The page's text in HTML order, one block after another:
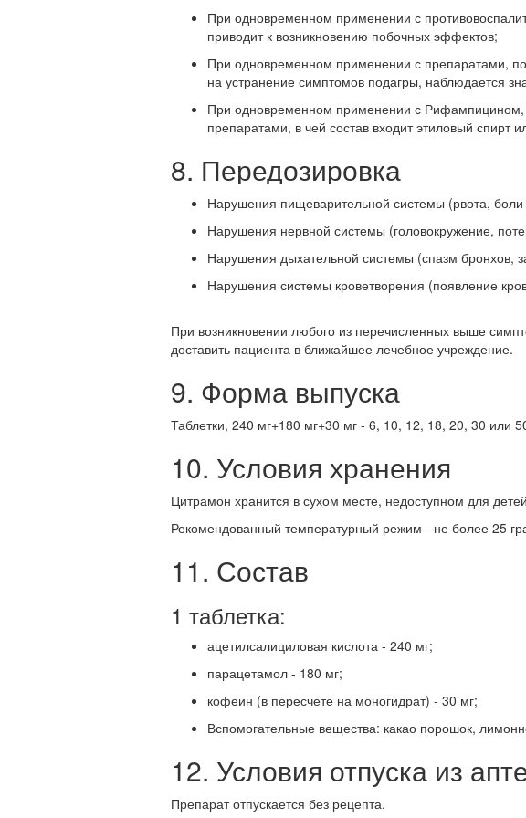
При одновременном применении с
приводит к возникновению побочных эффектов;
При одновременном применении с препаратами,
на устранение симптомов подагры, наблюдается
При одновременном применении с Рифампицином,
препаратами, в чей состав входит этиловый спирт
8. Передозировка
Нарушения пищеварительной системы (рвота, боли
Нарушения нервной системы (головокружение,
Нарушения дыхательной системы (спазм бронхов,
Нарушения системы кроветворения (появление
При возникновении любого из перечисленных выше
доставить пациента в ближайшее лечебное учреждение.
9. Форма выпуска
Таблетки, 240 мг+180 мг+30 мг - 6, 10, 12, 18, 20, 30 или
10. Условия хранения
Цитрамон хранится в сухом месте, недоступном для
Рекомендованный температурный режим - не более 25
11. Состав
1 таблетка:
ацетилсалициловая кислота - 240 мг;
парацетамол - 180 мг;
кофеин (в пересчете на моногидрат) - 30 мг;
Вспомогательные вещества: какао порошок,
12. Условия отпуска из
Препарат отпускается без рецепта.